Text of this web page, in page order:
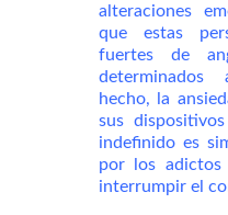
alteraciones
que estas
fuertes de
determinados
hecho, la
sus
indefinido es
por los
interrumpir el